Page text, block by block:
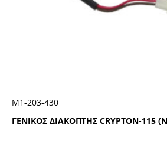
ΓΕΝΙΚΟΣ ΔΙΑΚΟΠΤΗΣ CRYPTON-115
Μ1-203-430